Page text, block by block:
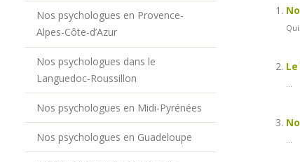
Nos psychologues en Provence-
Alpes-Côte-d’Azur
Nos psychologues dans le
Languedoc-Roussillon
Nos psychologues en Midi-Pyrénées
Nos psychologues en Guadeloupe